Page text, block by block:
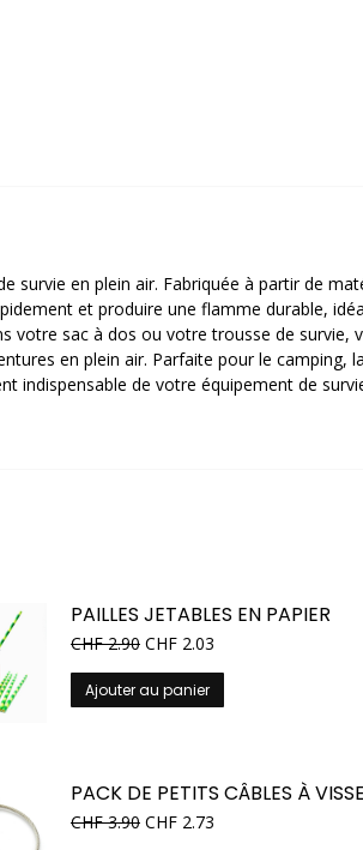
survie en plein air. Fabriquée à partir de
et produire une flamme durable,
votre sac à dos ou votre trousse de survie,
en plein air. Parfaite pour le camping, la
indispensable de votre équipement de
PAILLES JETABLES EN PAPIER
CHF2.90 CHF 2.03
Ajouter au panier
PACK DE PETITS CÂBLES À
CHF3.90 CHF 2.73